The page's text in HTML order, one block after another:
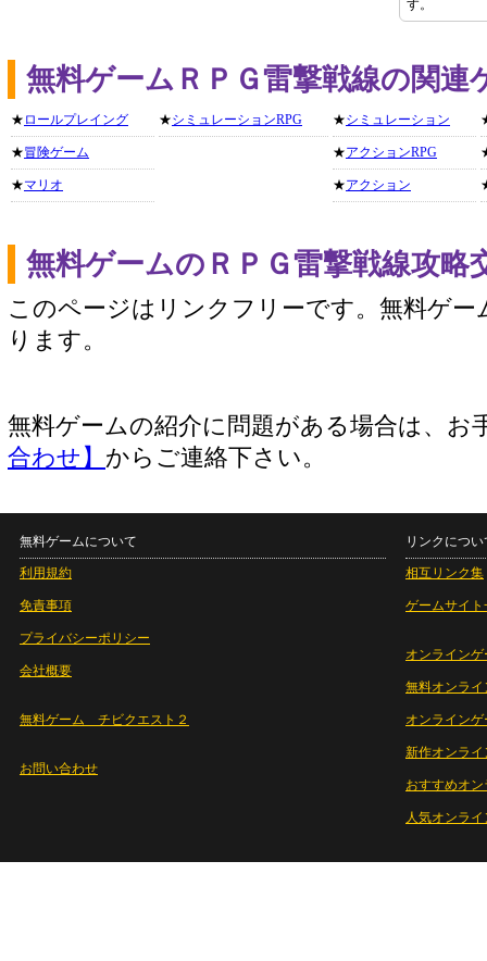
す。
無料ゲームＲＰＧ雷撃戦線の関連
★ ロールプレイング
★冒険ゲーム
★マリオ
★シミュレーションRPG ★シミュレーション
★アクションRPG
★アクション
無料ゲームのＲＰＧ雷撃戦線攻略
このページはリンクフリーです。無料ゲー
ります。
無料ゲームの紹介に問題がある場合は、お
合わせ】 からご連絡下さい。
無料ゲームについて
利用規約
免責事項
プライバシーポリシー
会社概要
無料ゲーム チビクエスト２
お問い合わせ
リンクについ
相互リンク集
ゲームサイト
オンラインゲ
無料オンライ
オンライン
新作オンライ
おすすめオ
人気オンラ